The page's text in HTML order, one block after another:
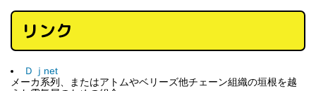
リンク
Ｄｊnet
メーカ系列、またはアトムやベリーズ他チェーン組織の垣根を越